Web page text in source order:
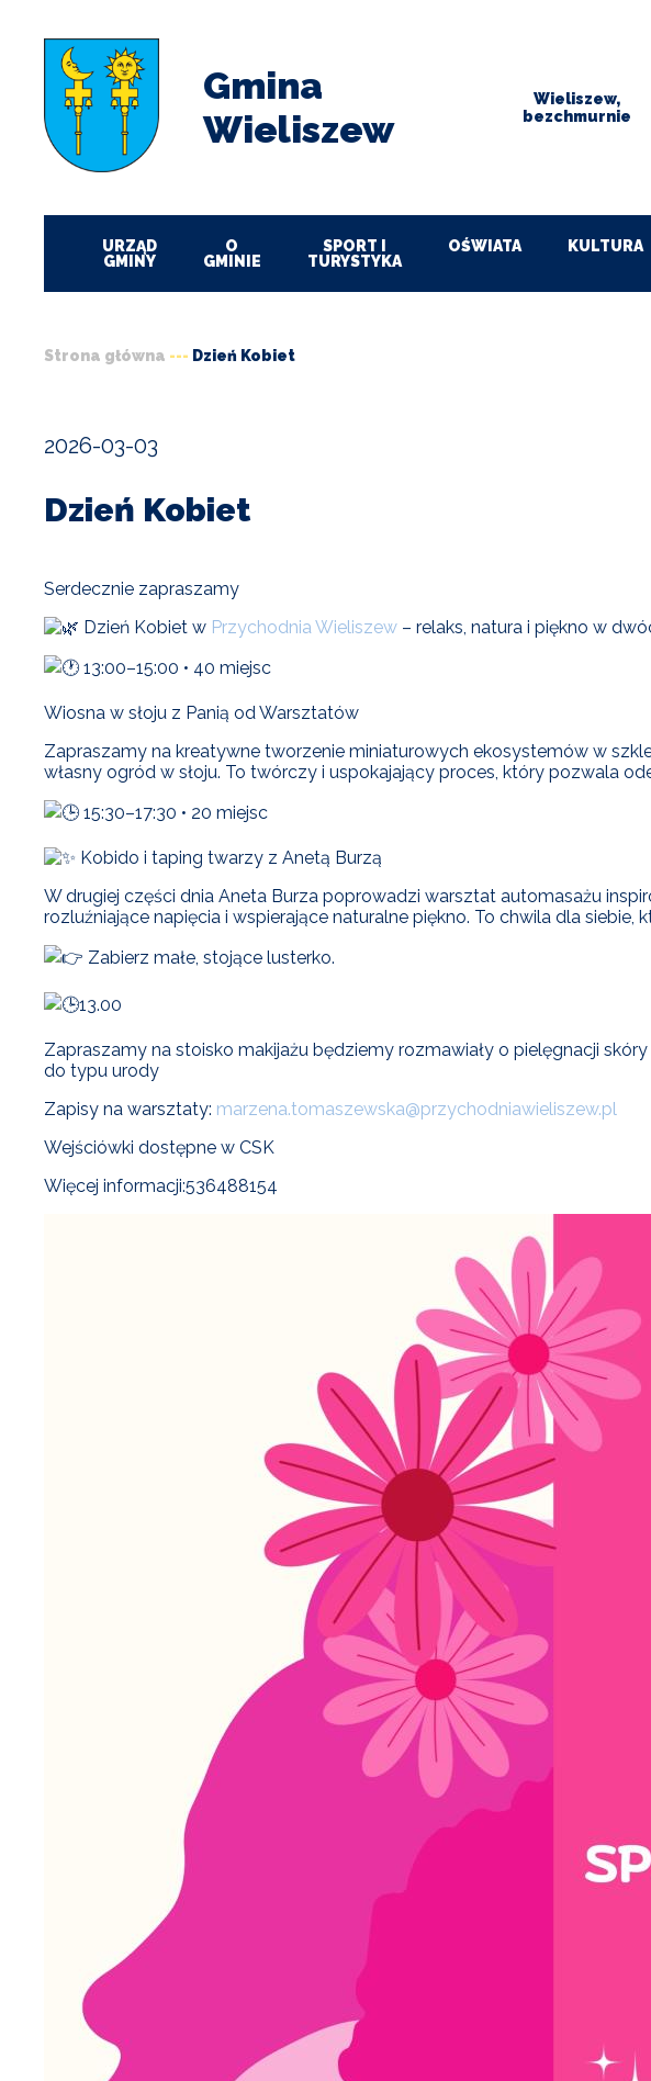
Przejdź
Przejdź
Przejdź
wyszukiwania
Przejdź
Gmina
Wieliszew
Wieliszew,
bezchmurnie
URZĄD
GMINY
O
GMINIE
SPORT I
TURYSTYKA
OŚWIATA KULTURA
Strona główna Dzień Kobiet
2026-03-03
Dzień Kobiet
Serdecznie zapraszamy
Dzień Kobiet w Przychodnia Wieliszew – relaks, natura i piękno w
13:00–15:00 • 40 miejsc
Wiosna w słoju z Panią od Warsztatów
Zapraszamy na kreatywne tworzenie miniaturowych ekosystemów w
własny ogród w słoju. To twórczy i uspokajający proces, który pozwala
15:30–17:30 • 20 miejsc
Kobido i taping twarzy z Anetą Burzą
W drugiej części dnia Aneta Burza poprowadzi warsztat automasażu
rozluźniające napięcia i wspierające naturalne piękno. To chwila dla siebie,
Zabierz małe, stojące lusterko.
13.00
Zapraszamy na stoisko makijażu będziemy rozmawiały o pielęgnacji
do typu urody
Zapisy na warsztaty: marzena.tomaszewska@przychodniawieliszew.pl
Wejściówki dostępne w CSK
Więcej informacji:536488154